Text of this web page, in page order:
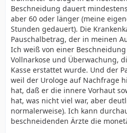
Beschneidung dauert
aber 60 oder länger (meine
Stunden gedauert). Die
Pauschalbetrag, der in meinen
Ich weiß von einer
Vollnarkose und Überwachung,
Kasse erstattet wurde. Und der
weil der Urologe auf Nachfrage
hat, daß er die innere Vorhaut
hat, was nicht viel war, aber
normalerweise). Ich kann
beschneidenden Ärzte die